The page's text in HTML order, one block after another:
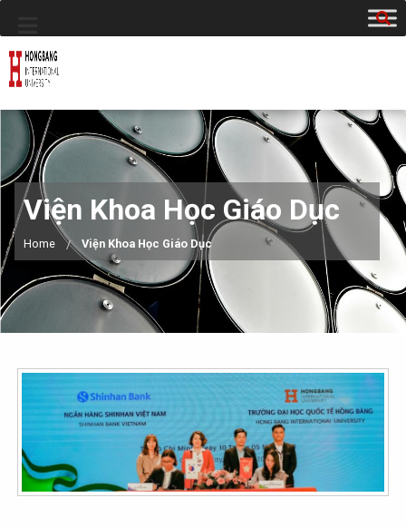
Viện Khoa Học Giáo Dục
Home Viện Khoa Học Giáo Dục